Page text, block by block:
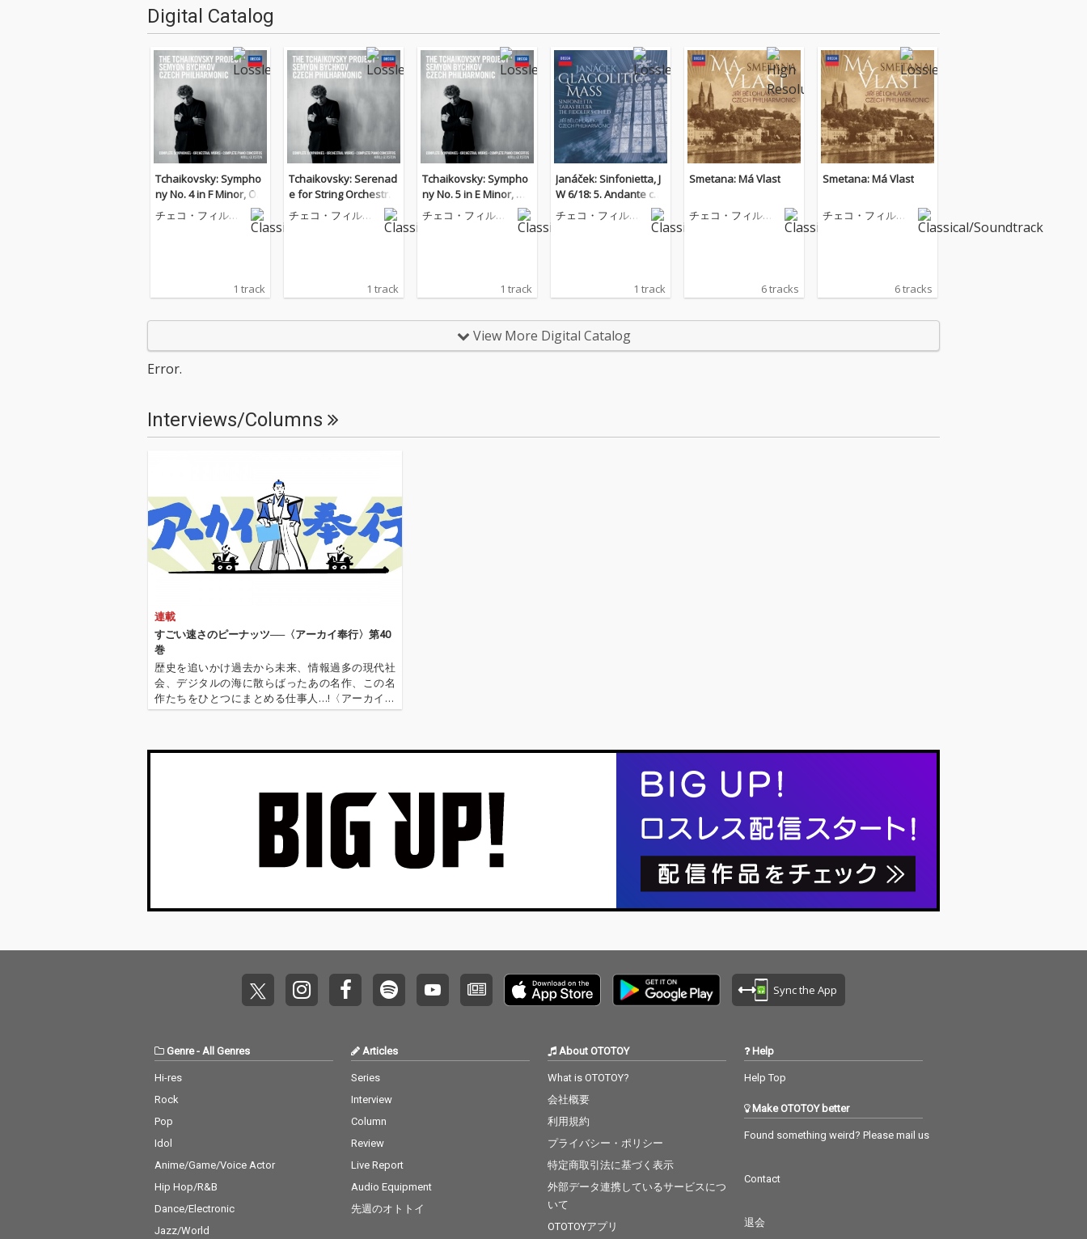
Digital Catalog
Tchaikovsky: Sympho
ny No. 4 in F Minor, Op.
36, TH.27: 3. Scherzo: P
izzicato ostinato - Alle
チェコ・フィルハ
1 track
Tchaikovsky: Serenad
e for String Orchestra
in C Major, Op. 48, TH.4
8: 2. Valse: Moderato
チェコ・フィルハ
1 track
Tchaikovsky: Sympho
ny No. 5 in E Minor, O
p. 64, TH.29: 3. Valse: A
llegro moderato
チェコ・フィルハ
1 track
Janáček: Sinfonietta, J
W 6/18: 5. Andante co
n moto
チェコ・フィルハ
1 track
Smetana: Má Vlast
チェコ・フィルハ
6 tracks
Smetana: Má Vlast
チェコ・フィルハ
6 tracks
View More Digital Catalog
Error.
Interviews/Columns
連載
すごい速さのピーナッツ──〈アーカイ奉行〉第40
巻
歴史を追いかけ過去から未来、情報過多の現代社
会、デジタルの海に散らばったあの名作、この名
作たちをひとつにまとめる仕事人…!〈アーカイ奉
行〉が今日もデジタルの乱世を治める…!'''〈アーカ
Sync the App
Genre- All Genres
Hi-res
Rock
Pop
Idol
Anime/Game/Voice Actor
Hip Hop/R&B
Dance/Electronic
Jazz/World
Articles
Series
Interview
Column
Review
Live Report
Audio Equipment
先週のオトトイ
About OTOTOY
What is OTOTOY?
会社概要
利用規約
プライバシー・ポリシー
特定商取引法に基づく表示
外部データ連携しているサービスにつ
いて
OTOTOYアプリ
Help
Help Top
Make OTOTOY better
Found something weird? Please mail us
Contact
退会